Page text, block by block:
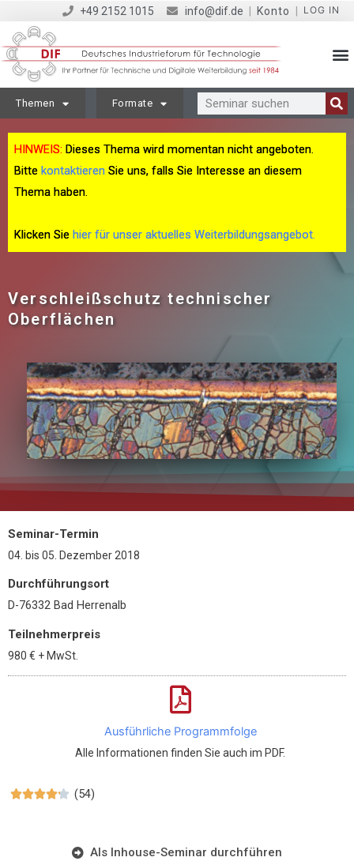
+49 2152 1015 info@dif.de Konto LOG IN
Themen Formate
HINWEIS: Dieses Thema wird momentan nicht angeboten.
Bitte kontaktieren Sie uns, falls Sie Interesse an diesem
Thema haben.
Klicken Sie hier für unser aktuelles Weiterbildungsangebot.
Verschleißschutz technischer
Oberflächen
Seminar-Termin
04. bis 05. Dezember 2018
Durchführungsort
D-76332 Bad Herrenalb
Teilnehmerpreis
980 € + MwSt.
Ausführliche Programmfolge
Alle Informationen finden Sie auch im PDF.
 (54)
Als Inhouse-Seminar durchführen